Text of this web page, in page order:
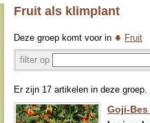
Fruit als klimplant
Deze groep komt voor in Fruit
filter op
Er zijn 17 artikelen in deze groep.
Goji-